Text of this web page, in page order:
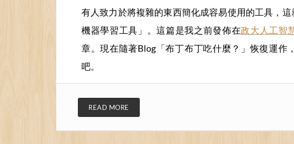
有人致力於將複雜的東西簡化成容易使用的工具，
機器學習工具」。這篇是我之前發佈在政大人工智
章。現在隨著Blog「布丁布丁吃什麼？」恢復運作
吧。
READ MORE